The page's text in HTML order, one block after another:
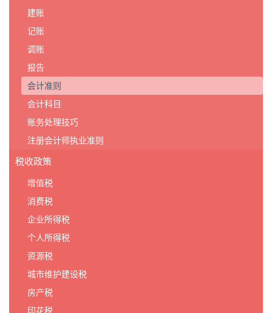
建账
记账
调账
报告
会计准则
会计科目
账务处理技巧
注册会计师执业准则
税收政策
增值税
消费税
企业所得税
个人所得税
资源税
城市维护建设税
房产税
印花税